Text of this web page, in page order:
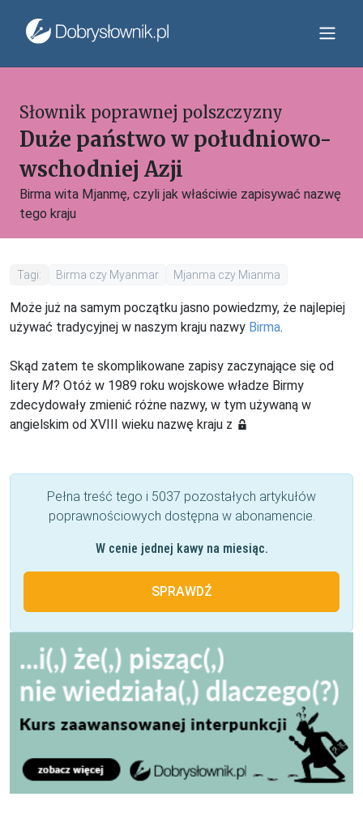
Słownik poprawnej polszczyzny
Duże państwo w południowo-
wschodniej Azji
Birma wita Mjanmę, czyli jak właściwie zapisywać nazwę
tego kraju
Tagi: Birma czy Myanmar Mjanma czy Mianma
Może już na samym początku jasno powiedzmy, że najlepiej
używać tradycyjnej w naszym kraju nazwy Birma.
Skąd zatem te skomplikowane zapisy zaczynające się od
litery M? Otóż w 1989 roku wojskowe władze Birmy
zdecydowały zmienić różne nazwy, w tym używaną w
angielskim od XVIII wieku nazwę kraju z
Pełna treść tego i 5037 pozostałych artykułów
poprawnościowych dostępna w abonamencie.
W cenie jednej kawy na miesiąc.
SPRAWDŹ